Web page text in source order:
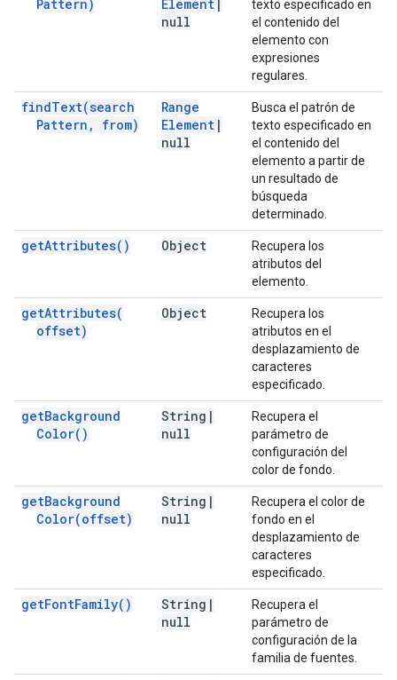
Pattern)
Element |
null
texto especificado en
el contenido del
elemento con
expresiones
regulares.
findText(search
Pattern , from)
Range
Element |
null
Busca el patrón de
texto especificado en
el contenido del
elemento a partir de
un resultado de
búsqueda
determinado.
getAttributes( ) Object
Recupera los
atributos del
elemento.
getAttributes(
offset)
Object
Recupera los
atributos en el
desplazamiento de
caracteres
especificado.
getBackground
Color( )
String |
null
Recupera el
parámetro de
configuración del
color de fondo.
getBackground
Color(offset)
String |
null
Recupera el color de
fondo en el
desplazamiento de
caracteres
especificado.
getFontFamily( ) String |
null
Recupera el
parámetro de
configuración de la
familia de fuentes.